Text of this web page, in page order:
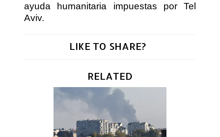
ayuda humanitaria impuestas por Tel
Aviv.
LIKE TO SHARE?
RELATED